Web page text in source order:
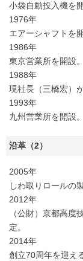
小袋自動投入機を開
1976年
エアーシャフトを開
1986年
東京営業所を開設。
1988年
現社長（三橋宏）
1993年
九州営業所を開設。
沿革（2）
2005年
しわ取りロールの
2012年
（公財）京都高度
定。
2014年
創立70周年を迎え